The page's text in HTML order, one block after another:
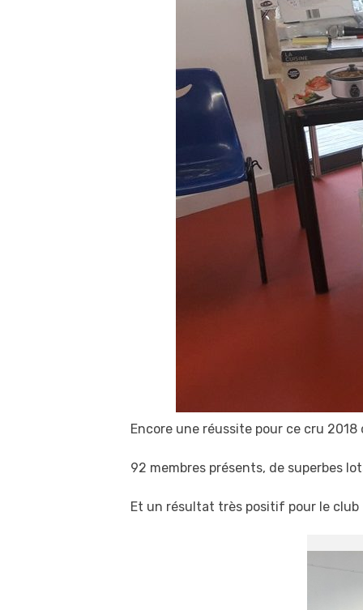
Encore une réussite pour ce cru
92 membres présents, de superbes
Et un résultat très positif pour le club